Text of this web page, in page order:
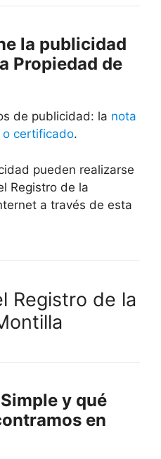
la publicidad
Propiedad de
de publicidad: la nota
certificado.
pueden realizarse
Registro de la
a través de esta
Registro de la
y qué
en